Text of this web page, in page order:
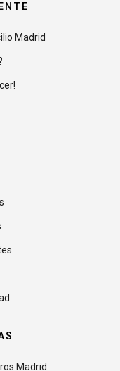
Madrid
Madrid